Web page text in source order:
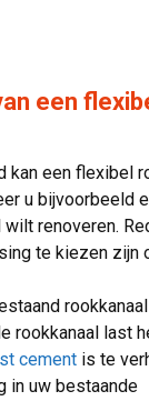
een
kan een flexibel
u bijvoorbeeld
renoveren.
te kiezen zijn
rookkanaal last
cement is te
in uw bestaande